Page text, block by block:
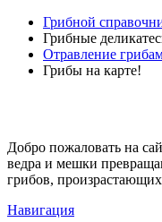
Грибной
Грибные
Отравление
Грибы на карте!
Добро пожаловать на
ведра и мешки
грибов,
Навигация